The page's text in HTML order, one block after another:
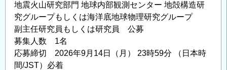
地震火山研究部門 地球内部観測センター 地殻構造研
究グループもしくは海洋底地球物理研究グループ
副主任研究員もしくは研究員 公募
募集人数 1名
応募締切 2026年9月14日（月） 23時59分 （日本時
間/JST）必着